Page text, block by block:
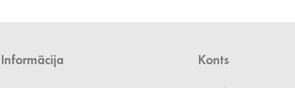
Informācija Konts